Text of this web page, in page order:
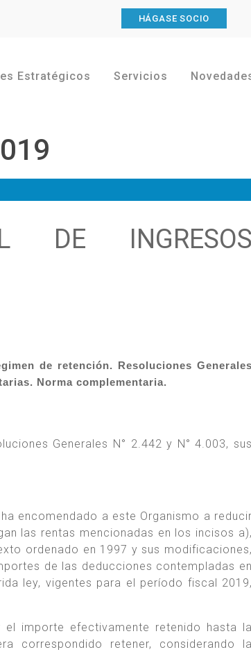
HÁGASE SOCIO
Estratégicos Servicios
DE INGRESOS
de retención. Resoluciones Generales
Norma complementaria.
Generales N° 2.442 y N° 4.003, sus
encomendado a este Organismo a reducir
las rentas mencionadas en los incisos a),
ordenado en 1997 y sus modificaciones,
de las deducciones contempladas en
ley, vigentes para el período fiscal 2019,
importe efectivamente retenido hasta la
correspondido retener, considerando la